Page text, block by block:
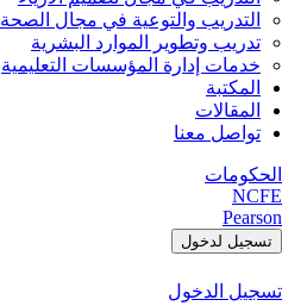
التدريب والتوعية في مجال الصحة
تدريب وتطوير الموارد البشرية
خدمات إدارة المؤسسات التعليمية
المكتبة
المقالات
تواصل معنا
الحكومات
NCFE
Pearson
تسجيل لدخول
تسجيل الدخول